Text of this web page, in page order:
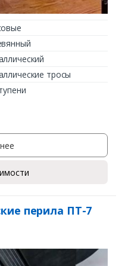
тросы
перила ПТ-7